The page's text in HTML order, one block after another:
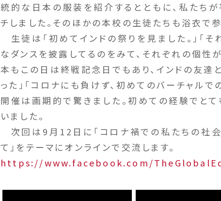
統的な日本の服装を紹介するとともに、私たち
チしました。そのほかの本校の生徒たちも浴衣で参
生徒は「初めてインドの祭りを見ました。」「
なダンスを披露してるのをみて、それぞれの個性
本もこの日は終戦記念日でもあり、インドの友達
った」「コロナにも負けず、初めてのバーチャルで
開催は画期的で驚きました。初めての経験でとて
いました。
次回は9月12日に「コロナ禍での私たちの社
て」をテーマにオンラインで交流します。
https://www.facebook.com/